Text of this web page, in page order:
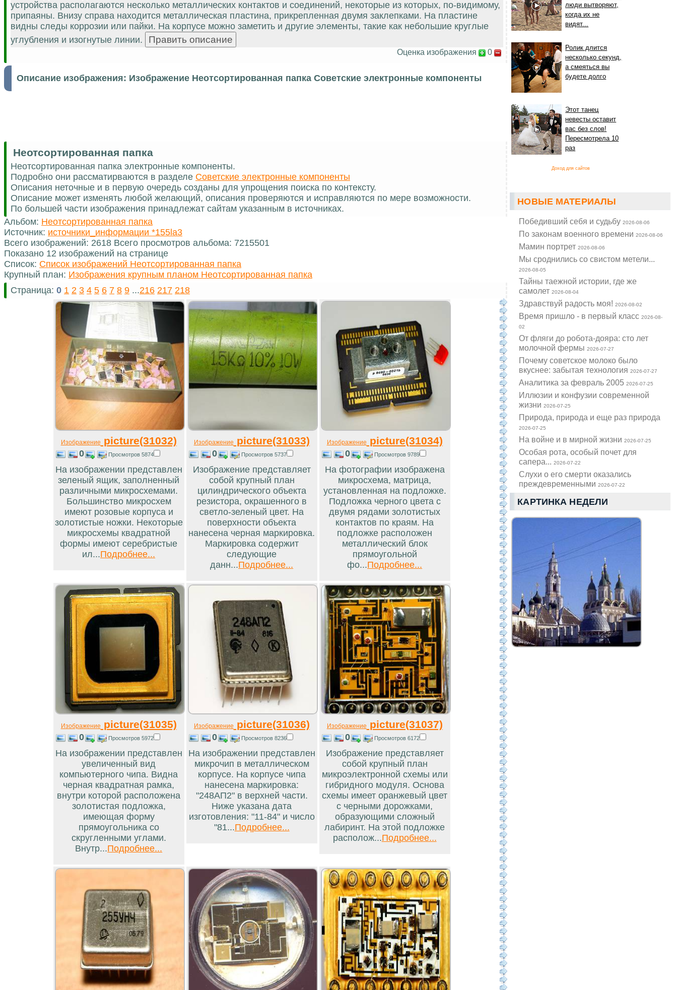
люди вытворяют,
когда их не
видят...
Ролик длится
несколько секунд,
а смеяться вы
будете долго
Этот танец
невесты оставит
вас без слов!
Пересмотрела 10
раз
Доход для сайтов
НОВЫЕ МАТЕРИАЛЫ
Победивший себя и судьбу2026-08-06
По законам военного времени2026-08-06
Мамин портрет2026-08-06
Мы сроднились со свистом метели...
2026-08-05
Тайны таежной истории, где же
самолет2026-08-04
Здравствуй радость моя!2026-08-02
Время пришло - в первый класс2026-08-
02
От фляги до робота-дояра: сто лет
молочной фермы2026-07-27
Почему советское молоко было
вкуснее: забытая технология2026-07-27
Аналитика за февраль 20052026-07-25
Иллюзии и конфузии современной
жизни2026-07-25
Природа, природа и еще раз природа
2026-07-25
На войне и в мирной жизни2026-07-25
Особая рота, особый почет для
сапера...2026-07-22
Слухи о его смерти оказались
преждевременными2026-07-22
КАРТИНКА НЕДЕЛИ
устройства располагаются несколько металлических контактов и соединений, некоторые из которых, по-видимому,
припаяны. Внизу справа находится металлическая пластина, прикрепленная двумя заклепками. На пластине
видны следы коррозии или пайки. На корпусе можно заметить и другие элементы, такие как небольшие круглые
углубления и изогнутые линии.
Оценка изображения 0
Описание изображения: Изображение Неотсортированная папка Советские электронные компоненты
Неотсортированная папка
Неотсортированная папка электронные компоненты.
Подробно они рассматирваются в разделе Советские электронные компоненты
Описания неточные и в первую очередь созданы для упрощения поиска по контексту.
Описание может изменять любой желающий, описания проверяются и исправляются по мере возможности.
По большей части изображения принадлежат сайтам указанным в источниках.
Альбом: Неотсортированная папка
Источник: источники_информации *155la3
Всего изображений: 2618 Всего просмотров альбома: 7215501
Показано 12 изображений на странице
Список: Список изображений Неотсортированная папка
Крупный план: Изображения крупным планом Неотсортированная папка
Страница: 0 1 2 3 4 5 6 7 8 9 ...216 217 218
Изображение picture(31032)
0 Просмотров 5874
На изображении представлен
зеленый ящик, заполненный
различными микросхемами.
Большинство микросхем
имеют розовые корпуса и
золотистые ножки. Некоторые
микросхемы квадратной
формы имеют серебристые
ил...Подробнее...
Изображение picture(31033)
0 Просмотров 5737
Изображение представляет
собой крупный план
цилиндрического объекта
резистора, окрашенного в
светло-зеленый цвет. На
поверхности объекта
нанесена черная маркировка.
Маркировка содержит
следующие
данн...Подробнее...
Изображение picture(31034)
0 Просмотров 9789
На фотографии изображена
микросхема, матрица,
установленная на подложке.
Подложка черного цвета с
двумя рядами золотистых
контактов по краям. На
подложке расположен
металлический блок
прямоугольной
фо...Подробнее...
Изображение picture(31035)
0 Просмотров 5972
На изображении представлен
увеличенный вид
компьютерного чипа. Видна
черная квадратная рамка,
внутри которой расположена
золотистая подложка,
имеющая форму
прямоугольника со
скругленными углами.
Внутр...Подробнее...
Изображение picture(31036)
0 Просмотров 8236
На изображении представлен
микрочип в металлическом
корпусе. На корпусе чипа
нанесена маркировка:
"248АП2" в верхней части.
Ниже указана дата
изготовления: "11-84" и число
"81...Подробнее...
Изображение picture(31037)
0 Просмотров 6172
Изображение представляет
собой крупный план
микроэлектронной схемы или
гибридного модуля. Основа
схемы имеет оранжевый цвет
с черными дорожками,
образующими сложный
лабиринт. На этой подложке
располож...Подробнее...